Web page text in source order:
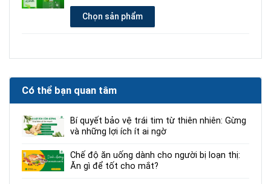
Chọn sản phẩm
Có thể bạn quan tâm
Bí quyết bảo vệ trái tim từ thiên nhiên: Gừng
và những lợi ích ít ai ngờ
Chế độ ăn uống dành cho người bị loạn thị:
Ăn gì để tốt cho mắt?